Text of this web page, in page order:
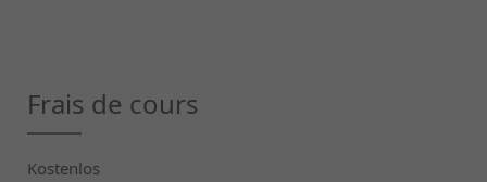
Frais de cours
Kostenlos